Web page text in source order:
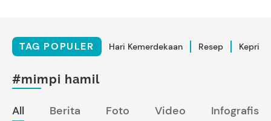
TAG POPULER Hari Kemerdekaan Resep
#mimpi hamil
All Berita Foto Video Infografis